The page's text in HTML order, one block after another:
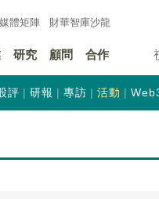
媒體矩陣 財華智庫沙龍
研究 顧問 合作
評 研報 專訪 活動